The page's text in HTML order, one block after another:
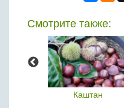
Смотрите также:
Каштан